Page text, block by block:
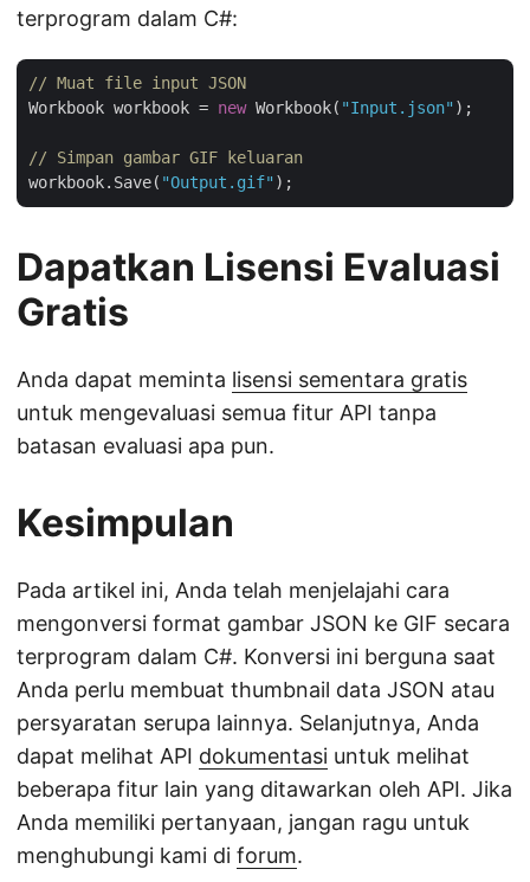
terprogram dalam C#:
// Muat file input JSON
Workbook workbook = new Workbook( "Input.json" );
// Simpan gambar GIF keluaran
workbook.Save( "Output.gif"
Dapatkan Lisensi Evaluasi
Gratis
Anda dapat meminta lisensi sementara gratis
untuk mengevaluasi semua fitur API tanpa
batasan evaluasi apa pun.
Kesimpulan
Pada artikel ini, Anda telah menjelajahi cara
mengonversi format gambar JSON ke GIF secara
terprogram dalam C#. Konversi ini berguna saat
Anda perlu membuat thumbnail data JSON atau
persyaratan serupa lainnya. Selanjutnya, Anda
dapat melihat API dokumentasi untuk melihat
beberapa fitur lain yang ditawarkan oleh API. Jika
Anda memiliki pertanyaan, jangan ragu untuk
menghubungi kami di forum.